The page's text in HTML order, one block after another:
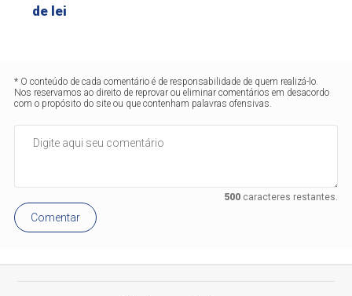
de lei
* O conteúdo de cada comentário é de responsabilidade de quem realizá-lo.
Nos reservamos ao direito de reprovar ou eliminar comentários em desacordo
com o propósito do site ou que contenham palavras ofensivas.
500caracteres restantes.
Comentar